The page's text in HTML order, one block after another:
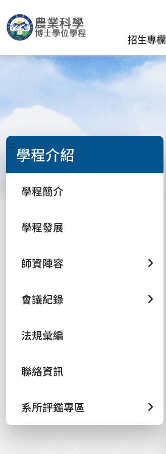
招生專欄
::: 學程介紹
學程簡介
學程發展
師資陣容
會議紀錄
法規彙編
聯絡資訊
系所評鑑專區